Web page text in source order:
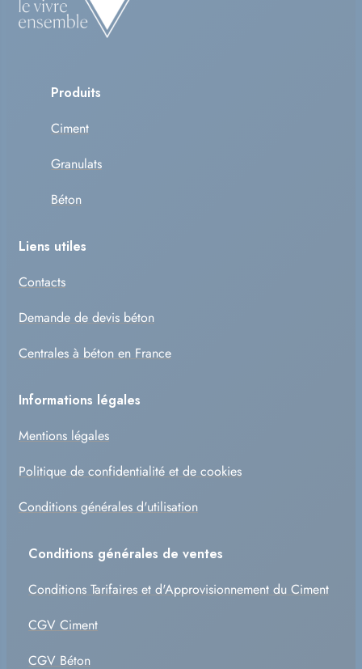
Produits
Ciment
Granulats
Béton
Liens utiles
Contacts
Demande de devis béton
Centrales à béton en France
Informations légales
Mentions légales
Politique de confidentialité et de cookies
Conditions générales d'utilisation
Conditions générales de ventes
Conditions Tarifaires et d'Approvisionnement du Ciment
CGV Ciment
CGV Béton